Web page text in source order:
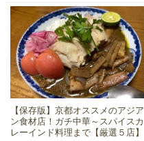
【保存版】京都オススメのアジア
ン食材店！ガチ中華～スパイスカ
レーインド料理まで【厳選５店】